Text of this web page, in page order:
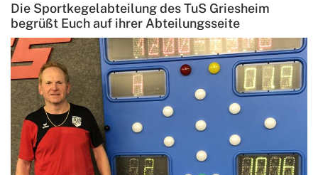
Die Sportkegelabteilung des TuS Griesheim
begrüßt Euch auf ihrer Abteilungsseite
Faustball
Fußball
Handball
Leichtathletik
Radsport
Seniorensport